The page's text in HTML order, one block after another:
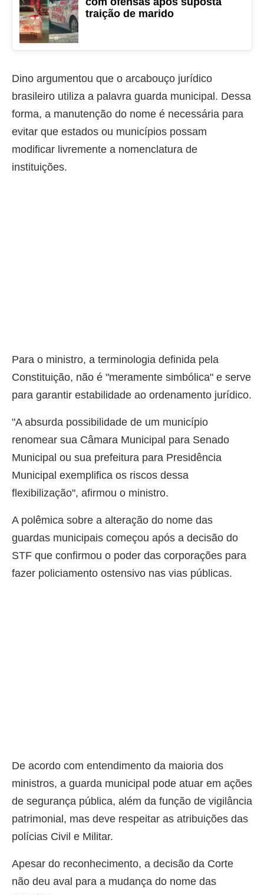
traição de marido
Dino argumentou que o arcabouço jurídico
brasileiro utiliza a palavra guarda municipal. Dessa
forma, a manutenção do nome é necessária para
evitar que estados ou municípios possam
modificar livremente a nomenclatura de
instituições.
Para o ministro, a terminologia definida pela
Constituição, não é "meramente simbólica" e serve
para garantir estabilidade ao ordenamento jurídico.
"A absurda possibilidade de um município
renomear sua Câmara Municipal para Senado
Municipal ou sua prefeitura para Presidência
Municipal exemplifica os riscos dessa
flexibilização", afirmou o ministro.
A polêmica sobre a alteração do nome das
guardas municipais começou após a decisão do
STF que confirmou o poder das corporações para
fazer policiamento ostensivo nas vias públicas.
De acordo com entendimento da maioria dos
ministros, a guarda municipal pode atuar em ações
de segurança pública, além da função de vigilância
patrimonial, mas deve respeitar as atribuições das
polícias Civil e Militar.
Apesar do reconhecimento, a decisão da Corte
não deu aval para a mudança do nome das